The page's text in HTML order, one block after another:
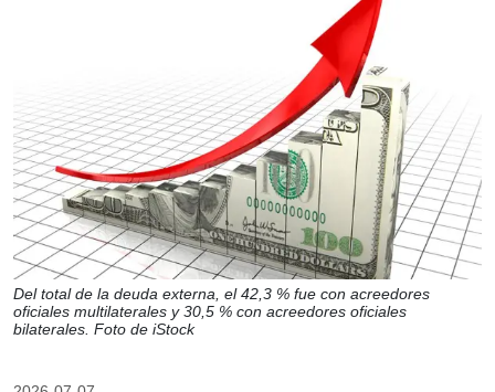
Del total de la deuda externa, el 42,3 % fue con acreedores
oficiales multilaterales y 30,5 % con acreedores oficiales
bilaterales. Foto de iStock